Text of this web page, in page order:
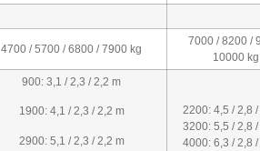
4700 / 5700 / 6800 / 7900 kg
7000 / 8200 /
10000 kg
900: 3,1 / 2,3 / 2,2 m
1900: 4,1 / 2,3 / 2,2 m
2900: 5,1 / 2,3 / 2,2 m
2200: 4,5 / 2,8
3200: 5,5 / 2,8
4000: 6,3 / 2,8